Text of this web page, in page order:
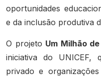
oportunidades
e da inclusão produtiva
O projeto Um Milhão
iniciativa do UNICEF,
privado e